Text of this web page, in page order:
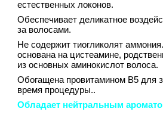
естественных локонов.
Обеспечивает деликатное
за волосами.
Не содержит тиогликолят
основана на цистеамине,
из основных аминокислот волоса.
Обогащена провитамином В5 для
время процедуры..
Обладает нейтральным